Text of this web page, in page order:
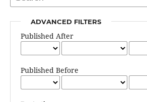
ADVANCED FILTERS
Published After
Published Before